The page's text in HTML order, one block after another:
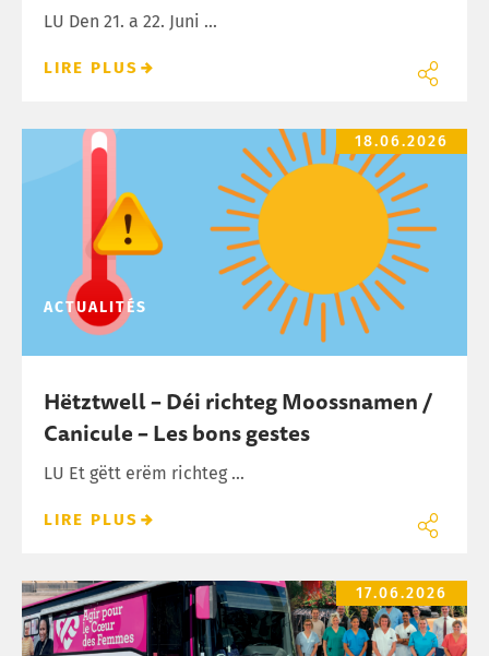
LU Den 21. a 22. Juni ...
LIRE PLUS
Hëtztwell – Déi richteg Moossnamen / Canicule – Les bons
18.06.2026
ACTUALITÉS
Hëtztwell – Déi richteg Moossnamen /
Canicule – Les bons gestes
LU Et gëtt erëm richteg ...
LIRE PLUS
Bus du Cœur des Femmes – Dépistage cardiovasculaire et
17.06.2026